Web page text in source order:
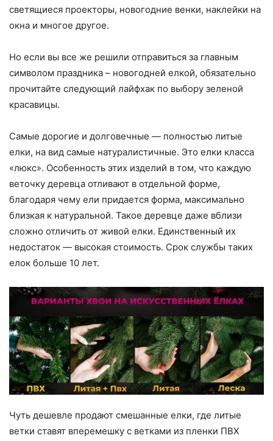
светящиеся проекторы, новогодние венки, наклейки на
окна и многое другое.
Но если вы все же решили отправиться за главным
символом праздника – новогодней елкой, обязательно
прочитайте следующий лайфхак по выбору зеленой
красавицы.
Самые дорогие и долговечные — полностью литые
елки, на вид самые натуралистичные. Это елки класса
«люкс». Особенность этих изделий в том, что каждую
веточку деревца отливают в отдельной форме,
благодаря чему ели придается форма, максимально
близкая к натуральной. Такое деревце даже вблизи
сложно отличить от живой елки. Единственный их
недостаток — высокая стоимость. Срок службы таких
елок больше 10 лет.
Чуть дешевле продают смешанные елки, где литые
ветки ставят вперемешку с ветками из пленки ПВХ